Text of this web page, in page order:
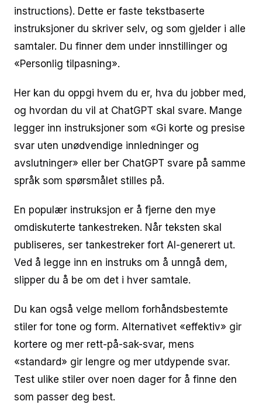
instructions). Dette er faste tekstbaserte
instruksjoner du skriver selv, og som gjelder i alle
samtaler. Du finner dem under innstillinger og
«Personlig tilpasning».
Her kan du oppgi hvem du er, hva du jobber med,
og hvordan du vil at ChatGPT skal svare. Mange
legger inn instruksjoner som «Gi korte og presise
svar uten unødvendige innledninger og
avslutninger» eller ber ChatGPT svare på samme
språk som spørsmålet stilles på.
En populær instruksjon er å fjerne den mye
omdiskuterte tankestreken. Når teksten skal
publiseres, ser tankestreker fort AI-generert ut.
Ved å legge inn en instruks om å unngå dem,
slipper du å be om det i hver samtale.
Du kan også velge mellom forhåndsbestemte
stiler for tone og form. Alternativet «effektiv» gir
kortere og mer rett-på-sak-svar, mens
«standard» gir lengre og mer utdypende svar.
Test ulike stiler over noen dager for å finne den
som passer deg best.